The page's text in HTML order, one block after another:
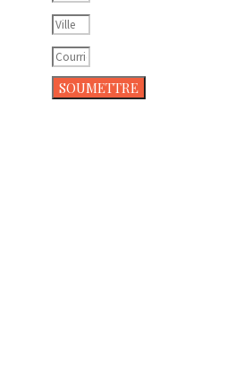
SOUMETTRE